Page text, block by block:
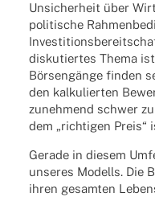
Unsi­cher­heit über
poli­ti­sche
disku­tier­tes Thema
Börsen­gänge finden
den kalku­lier­ten
zuneh­mend schwer
dem „rich­ti­gen Preis“
Gerade in diesem
unse­res Modells. Die
ihren gesam­ten